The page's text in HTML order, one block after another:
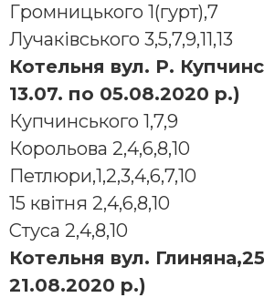
Гpомницького 1(гурт),7
Лучаківського 3,5,7,9,11,13
Котельня вул. Р.
13.07. по 05.08.2020 р.)
Купчинського 1,7,9
Корольова 2,4,6,8,10
Петлюри,1,2,3,4,6,7,10
15 квітня 2,4,6,8,10
Стуса 2,4,8,10
Котельня вул.
21.08.2020 р.)